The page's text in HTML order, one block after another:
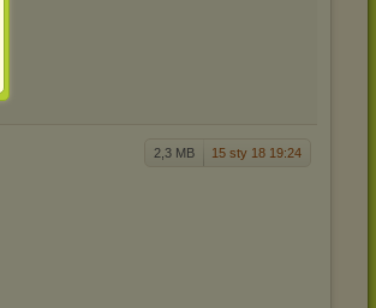
2,3 MB 15 sty 18 19:24